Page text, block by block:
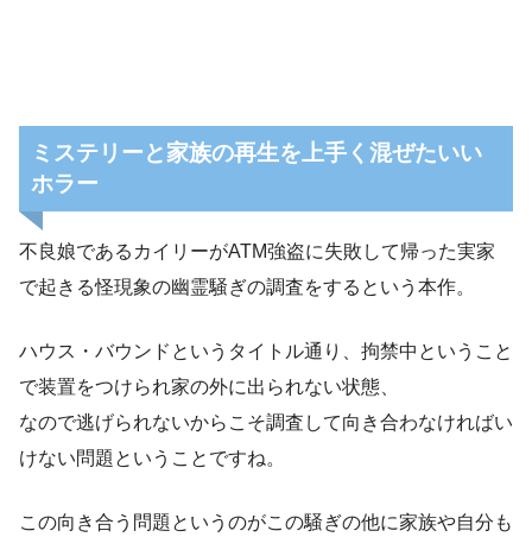
ミステリーと家族の再生を上手く混ぜたいい
ホラー
不良娘であるカイリーがATM強盗に失敗して帰った実家
で起きる怪現象の幽霊騒ぎの調査をするという本作。
ハウス・バウンドというタイトル通り、拘禁中ということ
で装置をつけられ家の外に出られない状態、
なので逃げられないからこそ調査して向き合わなければい
けない問題ということですね。
この向き合う問題というのがこの騒ぎの他に家族や自分も